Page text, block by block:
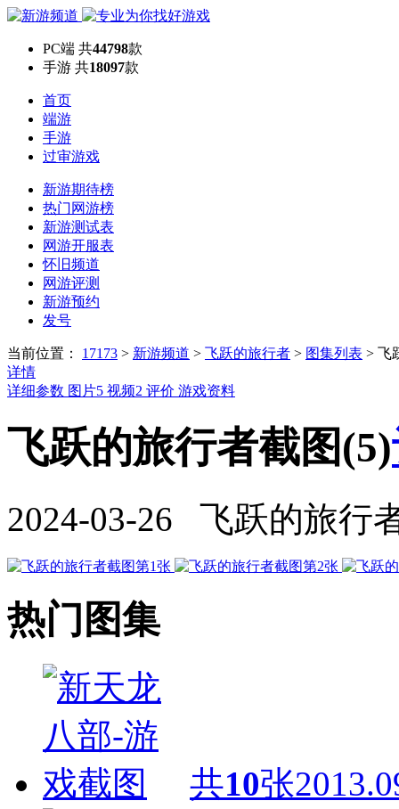
PC端 共44798款
手游 共18097款
首页
端游
手游
过审游戏
新游期待榜
热门网游榜
新游测试表
网游开服表
怀旧频道
网游评测
新游预约
发号
当前位置： 17173 > 新游频道 > 飞跃的旅行者 > 图集列表 > 飞
详情
详细参数 图片5 视频2 评价 游戏资料
飞跃的旅行者截图(5)
2024-03-26 飞跃的旅行
热门图集
共10张